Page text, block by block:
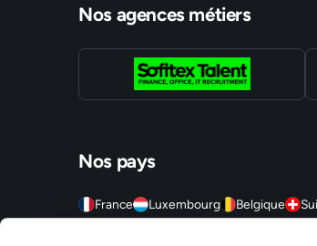
Nos agences métiers
Nos pays
France Luxembourg Belgique